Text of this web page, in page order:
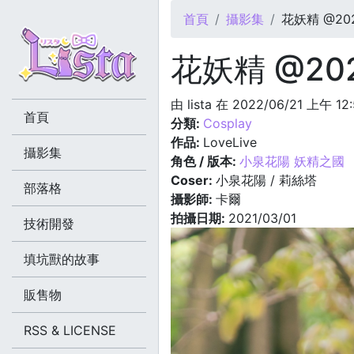
您在這裡
首頁 攝影集 花妖精
花妖精
由 lista 在 2022/06/21 上午
分類: Cosplay
作品: LoveLive
角色 / 版本: 小泉花陽 妖精之國
Coser: 小泉花陽 / 莉絲塔
攝影師: 卡爾
拍攝日期: 2021/03/01
首頁
攝影集
部落格
技術開發
填坑獸的故事
販售物
RSS & LICENSE